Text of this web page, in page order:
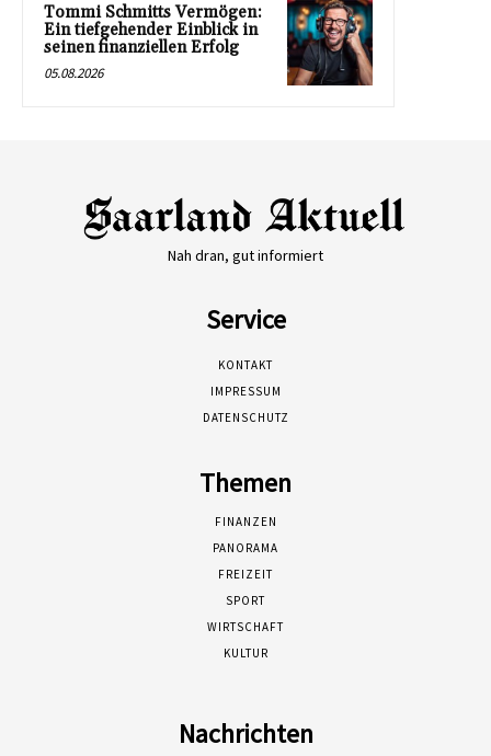
Tommi Schmitts Vermögen:
Ein tiefgehender Einblick in
seinen finanziellen Erfolg
05.08.2026
Nah dran, gut informiert
Service
KONTAKT
IMPRESSUM
DATENSCHUTZ
Themen
FINANZEN
PANORAMA
FREIZEIT
SPORT
WIRTSCHAFT
KULTUR
Nachrichten